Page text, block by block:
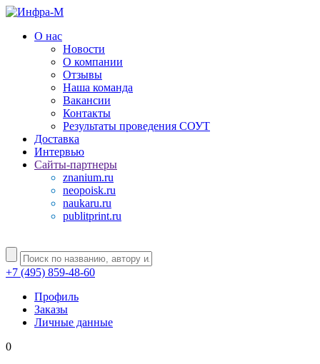
О нас
Новости
О компании
Отзывы
Наша команда
Вакансии
Контакты
Результаты проведения СОУТ
Доставка
Интервью
Сайты-партнеры
znanium.ru
neopoisk.ru
naukaru.ru
publitprint.ru
+7 (495) 859-48-60
Профиль
Заказы
Личные данные
0